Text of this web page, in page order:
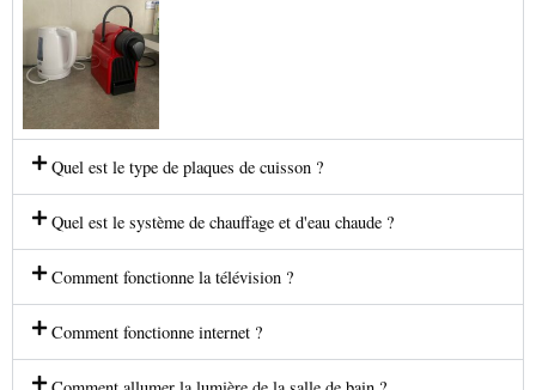
Quel est le type de plaques de cuisson ?
Quel est le système de chauffage et d'eau chaude ?
Comment fonctionne la télévision ?
Comment fonctionne internet ?